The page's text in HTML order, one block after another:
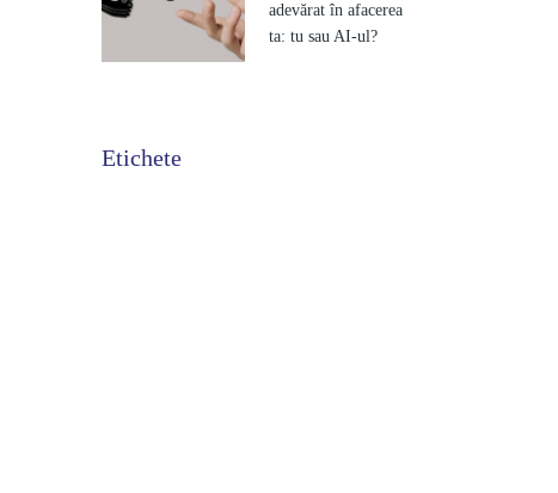
adevărat în afacerea
ta: tu sau AI-ul?
Etichete